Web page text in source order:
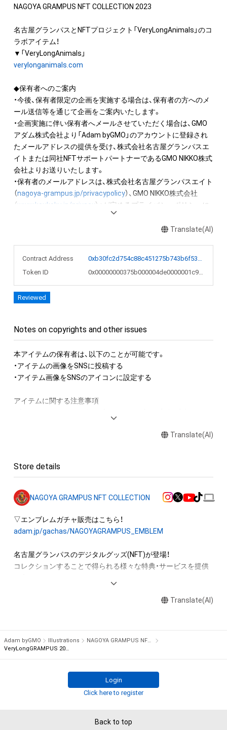
NAGOYA GRAMPUS NFT COLLECTION 2023
名古屋グランパスとNFTプロジェクト「VeryLongAnimals」のコ
ラボアイテム！
verylonganimals.com
◆保有者へのご案内
・今後、保有者限定の企画を実施する場合は、保有者の方へのメ
ール送信等を通じて企画をご案内いたします。
・企画実施に伴い保有者へメールさせていただく場合は、GMO
アダム株式会社より「Adam byGMO」のアカウントに登録され
たメールアドレスの提供を受け、株式会社名古屋グランパスエ
イトまたは同社NFTサポートパートナーであるGMO NIKKO株式
会社よりお送りいたします。
・保有者のメールアドレスは、株式会社名古屋グランパスエイト
（nagoya-grampus.jp/privacypolicy）、GMO NIKKO株式会社
（ www.koukoku.jp/privacy ）」が定めるプライバシーポリシーに
Translate(AI)
Contract Address
0xb30fc2d754c88c451275b743b6f530f19f643683
Token ID
0x00000000375b000004de0000001c9114
Reviewed
Notes on copyrights and other issues
本アイテムの保有者は、以下のことが可能です。
・アイテムの画像をSNSに投稿する
・アイテム画像をSNSのアイコンに設定する
アイテムに関する注意事項
産権(著作権、特許権、実用新案権、商標権、意匠権その他の知的
の著作権を有する方、著作隣接権の権利者またはその管理委託
そのため、本アイテムを保有していたとしても、本アイテムに関
する創作物にかかる知的財産権を有することを意味しません。
・本アイテムの著作権を有する方、著作隣接権の権利者またはそ
の管理委託を受けている者からの事前の同 意なしに、上記の
財産権を侵害するおそれのある行為(改変、公開、配布、逆コンパ
イル、リバースエンジニアリングを含みますが、これに限定され
・本アイテムに関する創作物の利用については、公序良俗や法令
に反する利用またはその恐れのある利用など、作成者が不適切
株式会社名古屋グランパスエイト
Translate(AI)
Store details
NAGOYA GRAMPUS NFT COLLECTION
adam.jp/gachas/NAGOYAGRAMPUS_EMBLEM
名古屋グランパスのデジタルグッズ(NFT)が登場！
コレクションすることで得られる様々な特典・サービスを提供
世界に一つしかない名古屋グランパスのNFT COLLECTIONをゲ
Translate(AI)
Adam byGMO Illustrations
NAGOYA GRAMPUS NFT COLLECTION
VeryLongGRAMPUS 2023
Login
Click here to register
Back to top